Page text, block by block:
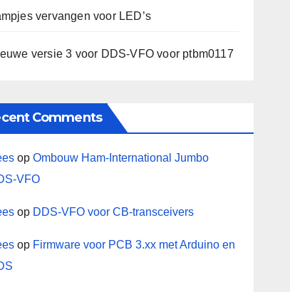
vervangen voor LED’s
versie 3 voor DDS-VFO voor ptbm0117
Comments
opOmbouw Ham-International Jumbo
VFO
op DDS-VFO voor CB-transceivers
op Firmware voor PCB 3.xx met Arduino en